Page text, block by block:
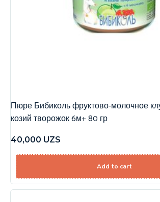
Пюре Бибиколь фруктово-молочное
козий творожок 6м+ 80 гр
40,000 UZS
Add to cart